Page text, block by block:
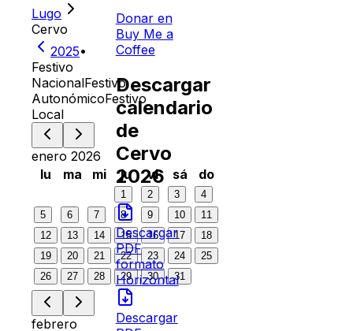
Lugo
Cervo
2025•
Festivo
NacionalFestivo
AutonómicoFestivo
Local
enero 2026
lu
ma mi ju vi sá do
1 2 3
4
5
6 7 8 9 10
11
12
13 14 15 16 17
18
19
20 21 22 23 24
25
26
27 28 29 30 31
febrero
Donar en
Buy Me a
Coffee
Descargar
calendario
de
Cervo
2026
Descargar
PDF
formato
Horizontal
Descargar